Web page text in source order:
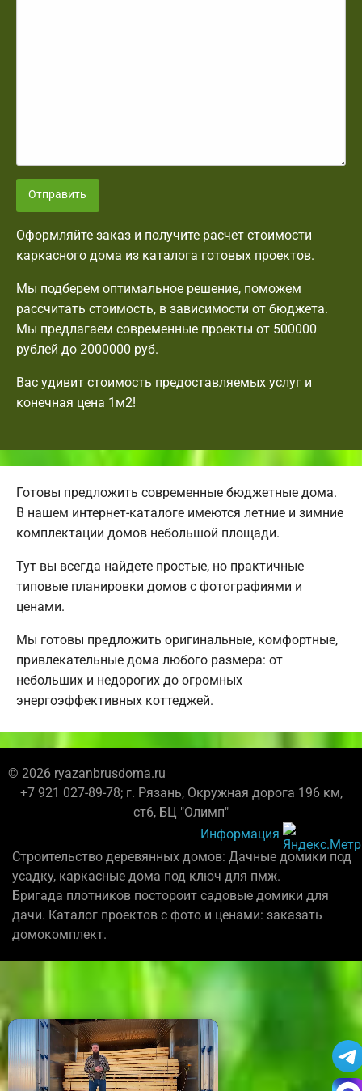
Отправить
Оформляйте заказ и получите расчет стоимости
каркасного дома из каталога готовых проектов.
Мы подберем оптимальное решение, поможем
рассчитать стоимость, в зависимости от бюджета.
Мы предлагаем современные проекты от 500000
рублей до 2000000 руб.
Вас удивит стоимость предоставляемых услуг и
конечная цена 1м2!
Готовы предложить современные бюджетные дома.
В нашем интернет-каталоге имеются летние и зимние
комплектации домов небольшой площади.
Тут вы всегда найдете простые, но практичные
типовые планировки домов с фотографиями и
ценами.
Мы готовы предложить оригинальные, комфортные,
привлекательные дома любого размера: от
небольших и недорогих до огромных
энергоэффективных коттеджей.
© 2026 ryazanbrusdoma.ru
+7 921 027-89-78; г. Рязань, Окружная дорога 196 км,
ст6, БЦ "Олимп"
Информация
Строительство деревянных домов: Дачные домики под
усадку, каркасные дома под ключ для пмж.
Бригада плотников постороит садовые домики для
дачи. Каталог проектов с фото и ценами: заказать
домокомплект.